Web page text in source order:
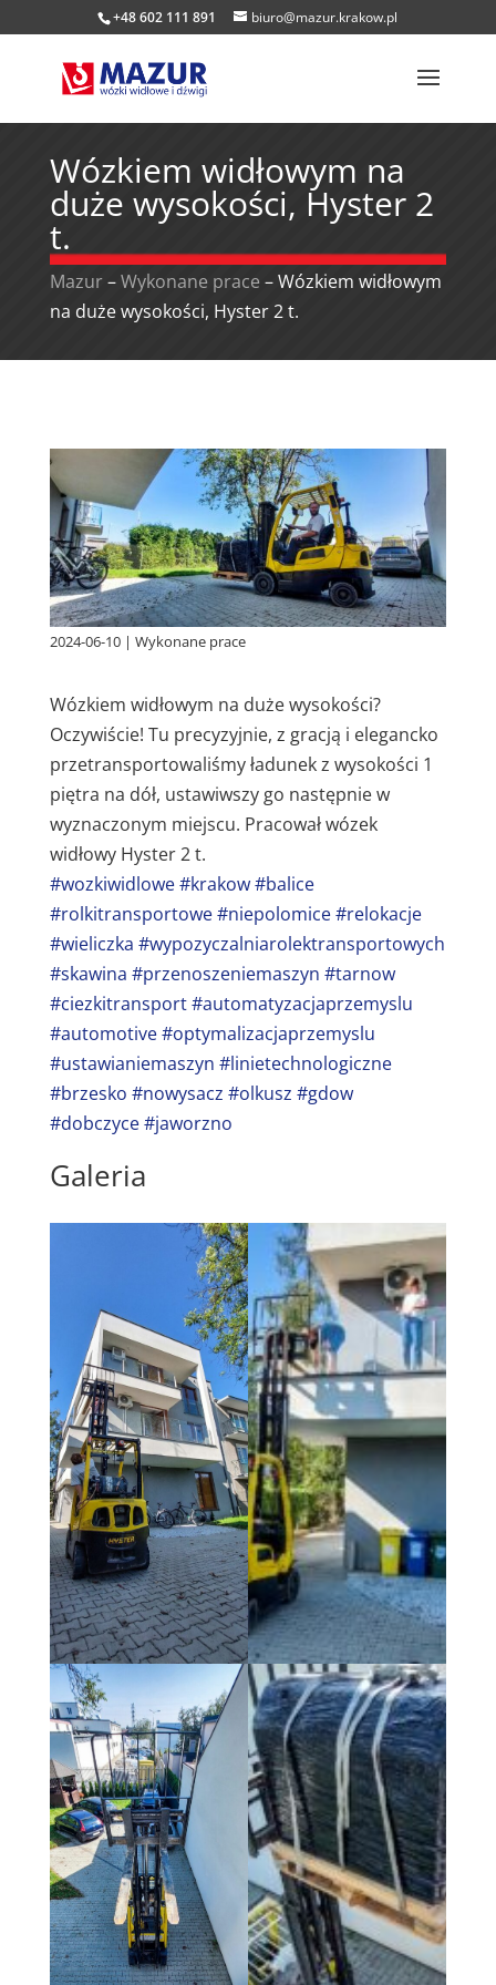
+48 602 111 891 biuro@mazur.krakow.pl
Wózkiem widłowym na
duże wysokości, Hyster 2
t.
Mazur–Wykonane prace –Wózkiem widłowym
na duże wysokości, Hyster 2 t.
2024-06-10| Wykonane prace
Wózkiem widłowym na duże wysokości?
Oczywiście! Tu precyzyjnie, z gracją i elegancko
przetransportowaliśmy ładunek z wysokości 1
piętra na dół, ustawiwszy go następnie w
wyznaczonym miejscu. Pracował wózek
widłowy Hyster 2 t.
#wozkiwidlowe#krakow#balice
#rolkitransportowe#niepolomice#relokacje
#wieliczka #wypozyczalniarolektransportowych
#skawina #przenoszeniemaszyn #tarnow
#ciezkitransport#automatyzacjaprzemyslu
#automotive#optymalizacjaprzemyslu
#ustawianiemaszyn #linietechnologiczne
#brzesko #nowysacz #olkusz #gdow
#dobczyce#jaworzno
Galeria